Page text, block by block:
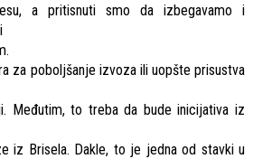
a pritisnuti smo da izbegavamo i
za poboljšanje izvoza ili uopšte prisustva
Međutim, to treba da bude inicijativa iz
iz Brisela. Dakle, to je jedna od stavki u